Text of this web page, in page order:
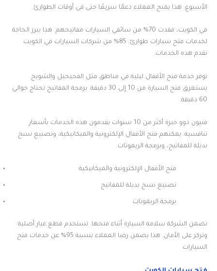
الأسبوع. هذا يمنح العملاء دعمًا سريعًا حتى في أوقات الطوارئ.
في الكويت، فقدت 70% من سائقي السيارات مفاتيحهم. هذا يبرز الحاجة
لخدمات فتح سيارات طوارئ. 85% من شركات السيارات في الكويت
تقدم هذه الخدمات.
توفر خدمة فتح الأقفال ليلية في مناطق مثل الفحيحيل والشويخ.
يستغرق فتح السيارة من 10 إلى 30 دقيقة. برمجة المفاتيح تحتاج حوالي
60 دقيقة.
فنيون ذوو خبرة أكثر من 10 سنوات يقدمون هذه الخدمات بأسعار
تنافسية. يمكنهم فتح الأقفال الإلكترونية والميكانيكية، وتصنيع نسخ
بديلة للمفاتيح، وبرمجة الريموتات.
فتح الأقفال الإلكترونية والميكانيكية
تصنيع نسخ بديلة للمفاتيح
برمجة الريموتات
تضمن الشركة سلامة السيارة أثناء فتحها. تستخدم قطع غيار أصلية
وتركز على الأمان. هذا يضمن رضا العملاء بنسبة 95% عن خدمات فتح
السيارات